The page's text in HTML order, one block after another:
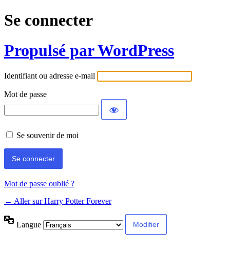
Se connecter
Propulsé par WordPress
Identifiant ou adresse e-mail
Mot de passe
Se souvenir de moi
Mot de passe oublié ?
← Aller sur Harry Potter Forever
Langue